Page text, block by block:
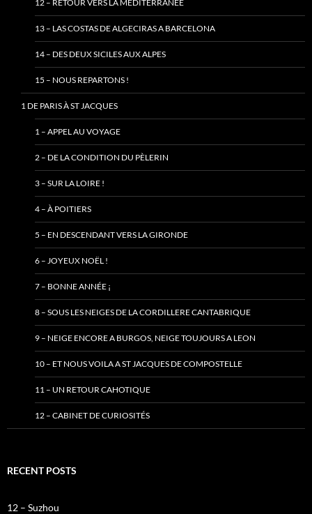
12 – RETOUR VERS LA MÉDITERRANÉE
13 – LAS COSTAS DE ALGECIRAS A BARCELONA
14 – DES DEUX SICILES AUX ALPES
15 – NOUS REPARTONS !
1 DE PARIS À ST JACQUES
1 – APPEL AU VOYAGE
2 – DE LA CONDITION DU PÈLERIN
3 – SUR LA LOIRE !
4 – À POITIERS
5 – EN DESCENDANT VERS LA GIRONDE
6 – JOYEUX NOËL !
7 – BONNE ANNÉE ¡
8 – SOUS LES NEIGES DE LA CORDILLERE CANTABRIQUE
9 – NEIGE ENCORE A BURGOS, NEIGE TOUJOURS A LEON
10 – ET NOUS VOILA A ST JACQUES DE COMPOSTELLE
11 – UN RETOUR CAHOTIQUE
12 – CABINET DE CURIOSITÉS
RECENT POSTS
12 – Suzhou